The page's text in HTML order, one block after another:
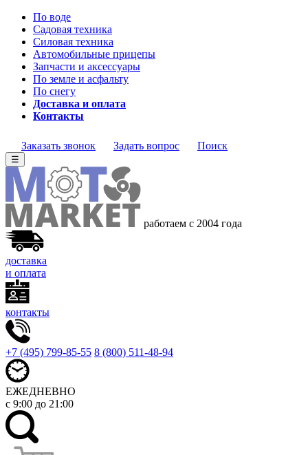
По воде
Садовая техника
Силовая техника
Автомобильные прицепы
Запчасти и аксессуары
По земле и асфальту
По снегу
Доставка и оплата
Контакты
Заказать звонок Задать вопрос Поиск
☰
работаем с 2004 года
доставка
и оплата
контакты
+7 (495) 799-85-55 8 (800) 511-48-94
ЕЖЕДНЕВНО
с 9:00 до 21:00